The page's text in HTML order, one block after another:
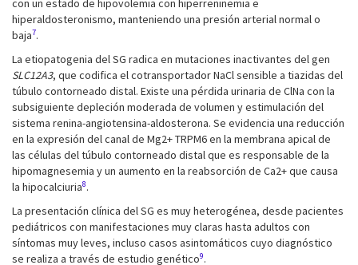
con un estado de hipovolemia con hiperreninemia e
hiperaldosteronismo, manteniendo una presión arterial normal o
baja7.
La etiopatogenia del SG radica en mutaciones inactivantes del gen
SLC12A3, que codifica el cotransportador NaCl sensible a tiazidas del
túbulo contorneado distal. Existe una pérdida urinaria de ClNa con la
subsiguiente depleción moderada de volumen y estimulación del
sistema renina-angiotensina-aldosterona. Se evidencia una reducción
en la expresión del canal de Mg2+ TRPM6 en la membrana apical de
las células del túbulo contorneado distal que es responsable de la
hipomagnesemia y un aumento en la reabsorción de Ca2+ que causa
la hipocalciuria8.
La presentación clínica del SG es muy heterogénea, desde pacientes
pediátricos con manifestaciones muy claras hasta adultos con
síntomas muy leves, incluso casos asintomáticos cuyo diagnóstico
se realiza a través de estudio genético9.